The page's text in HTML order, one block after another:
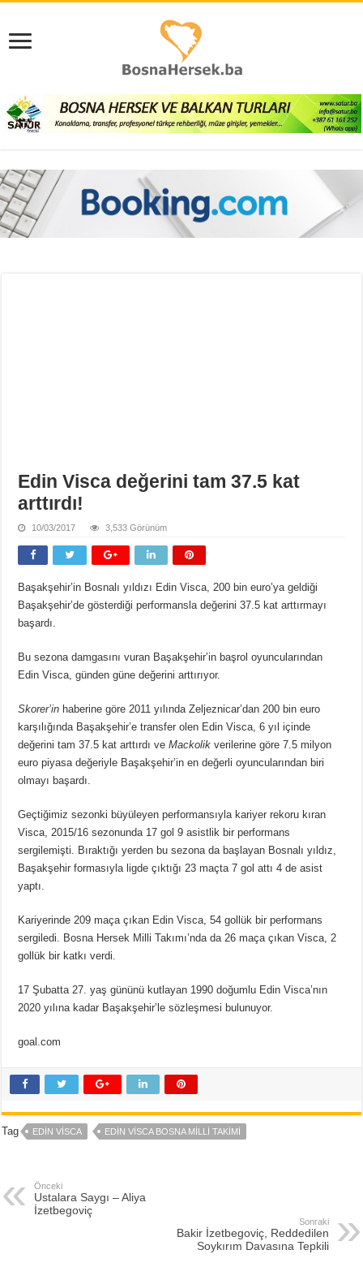
Edin Visca değerini tam 37.5 kat
arttırdı!
10/03/2017 3,533 Görünüm
Başakşehir’in Bosnalı yıldızı Edin Visca, 200 bin euro’ya geldiği
Başakşehir’de gösterdiği performansla değerini 37.5 kat arttırmayı
başardı.
Bu sezona damgasını vuran Başakşehir’in başrol oyuncularından
Edin Visca, günden güne değerini arttırıyor.
Skorer’in haberine göre 2011 yılında Zeljeznicar’dan 200 bin euro
karşılığında Başakşehir’e transfer olen Edin Visca, 6 yıl içinde
değerini tam 37.5 kat arttırdı veMackolik verilerine göre 7.5 milyon
euro piyasa değeriyle Başakşehir’in en değerli oyuncularından biri
olmayı başardı.
Geçtiğimiz sezonki büyüleyen performansıyla kariyer rekoru kıran
Visca, 2015/16 sezonunda 17 gol 9 asistlik bir performans
sergilemişti. Bıraktığı yerden bu sezona da başlayan Bosnalı yıldız,
Başakşehir formasıyla ligde çıktığı 23 maçta 7 gol attı 4 de asist
yaptı.
Kariyerinde 209 maça çıkan Edin Visca, 54 gollük bir performans
sergiledi. Bosna Hersek Milli Takımı’nda da 26 maça çıkan Visca, 2
gollük bir katkı verdi.
17 Şubatta 27. yaş gününü kutlayan 1990 doğumlu Edin Visca’nın
2020 yılına kadar Başakşehir’le sözleşmesi bulunuyor.
goal.com
Tag EDIN VISCA EDIN VISCA BOSNA MILLI TAKIMI
Önceki
Ustalara Saygı – Aliya
İzetbegoviç
Sonraki
Bakir İzetbegoviç, Reddedilen
Soykırım Davasına Tepkili